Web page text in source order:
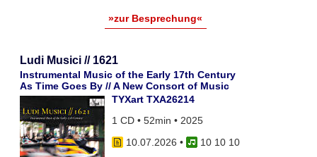
»zur Besprechung«
Ludi Musici // 1621
Instrumental Music of the Early 17th Century
As Time Goes By // A New Consort of Music
TYXart TXA26214
1 CD • 52min • 2025
10.07.2026 •
10 10 10